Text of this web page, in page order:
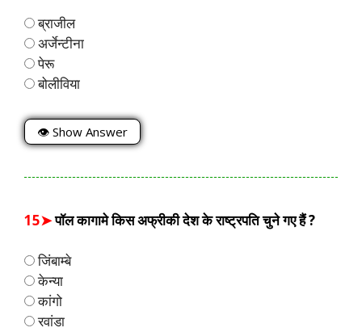
ब्राजील
अर्जेन्टीना
पेरू
बोलीविया
👁 Show Answer
15➤पॉल कागामे किस अफ्रीकी देश के राष्ट्रपति चुने गए हैं ?
जिंबाम्बे
केन्या
कांगो
रवांडा